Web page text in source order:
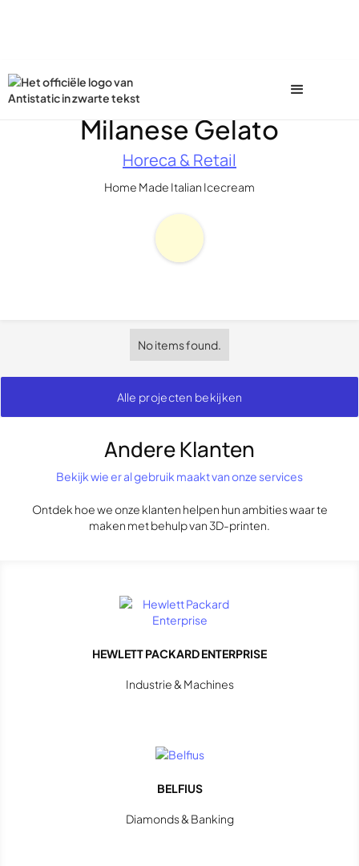
Milanese Gelato
Horeca & Retail
Home Made Italian Icecream
No items found.
Alle projecten bekijken
Andere Klanten
Bekijk wie er al gebruik maakt van onze services
Ontdek hoe we onze klanten helpen hun ambities waar te
maken met behulp van 3D-printen.
HEWLETT PACKARD ENTERPRISE
Industrie & Machines
BELFIUS
Diamonds & Banking